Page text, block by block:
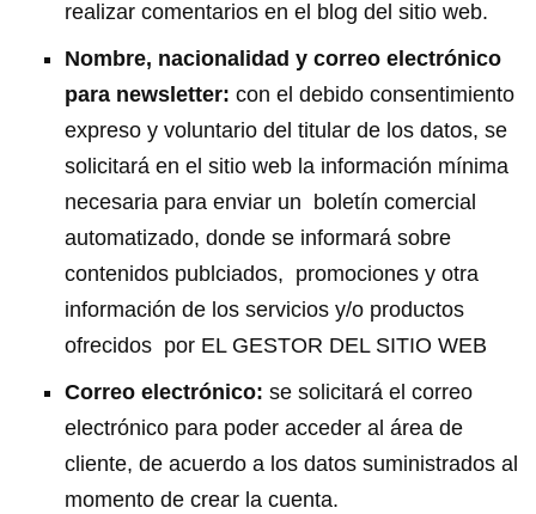
realizar comentarios en el blog del sitio web.
Nombre, nacionalidad y correo electrónico
para newsletter: con el debido consentimiento
expreso y voluntario del titular de los datos, se
solicitará en el sitio web la información mínima
necesaria para enviar un
boletín comercial
automatizado, donde se informará sobre
contenidos publciados, promociones y otra
información de los servicios y/o productos
ofrecidos por EL GESTOR DEL SITIO WEB
Correo electrónico: se solicitará el correo
electrónico para poder acceder al área de
cliente, de acuerdo a los datos suministrados al
momento de crear la cuenta.